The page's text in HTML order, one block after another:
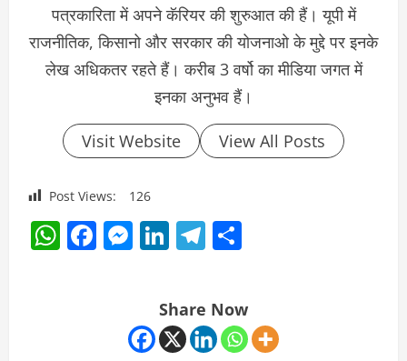
पत्रकारिता में अपने कॅरियर की शुरुआत की हैं। यूपी में
राजनीतिक, किसानो और सरकार की योजनाओ के मुद्दे पर इनके
लेख अधिकतर रहते हैं। करीब 3 वर्षो का मीडिया जगत में
इनका अनुभव हैं।
Visit Website View All Posts
Post Views: 126
WhatsApp
Facebook
Messenger
LinkedIn
Telegram
Share Now